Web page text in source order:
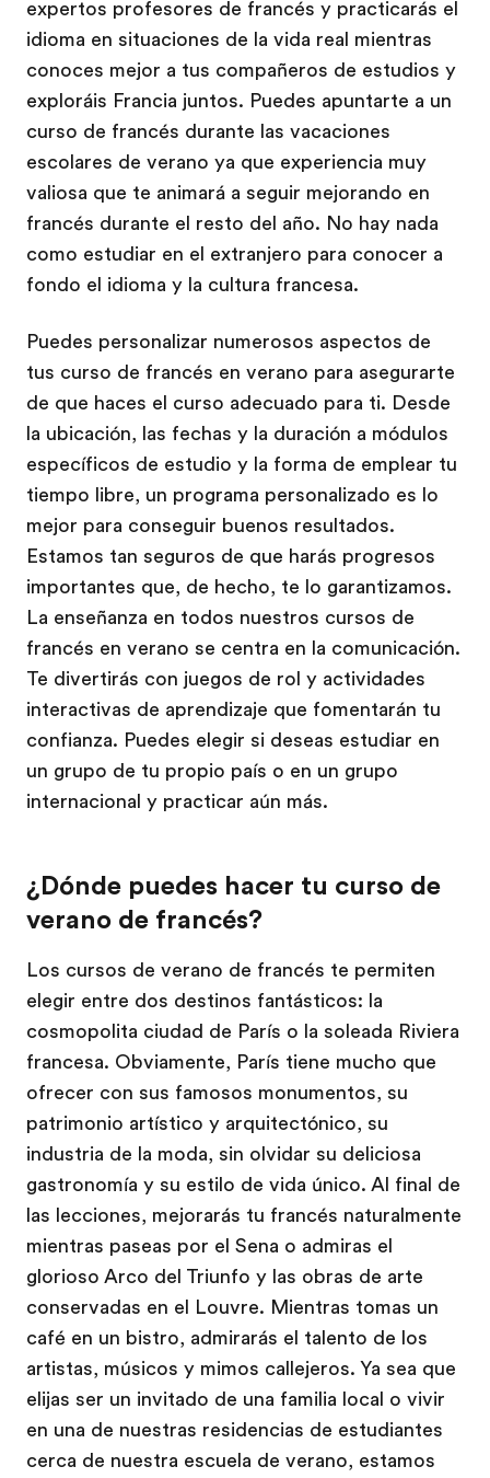
expertos profesores de francés y practicarás el
idioma en situaciones de la vida real mientras
conoces mejor a tus compañeros de estudios y
exploráis Francia juntos. Puedes apuntarte a un
curso de francés durante las vacaciones
escolares de verano ya que experiencia muy
valiosa que te animará a seguir mejorando en
francés durante el resto del año. No hay nada
como estudiar en el extranjero para conocer a
fondo el idioma y la cultura francesa.
Puedes personalizar numerosos aspectos de
tus curso de francés en verano para asegurarte
de que haces el curso adecuado para ti. Desde
la ubicación, las fechas y la duración a módulos
específicos de estudio y la forma de emplear tu
tiempo libre, un programa personalizado es lo
mejor para conseguir buenos resultados.
Estamos tan seguros de que harás progresos
importantes que, de hecho, te lo garantizamos.
La enseñanza en todos nuestros cursos de
francés en verano se centra en la comunicación.
Te divertirás con juegos de rol y actividades
interactivas de aprendizaje que fomentarán tu
confianza. Puedes elegir si deseas estudiar en
un grupo de tu propio país o en un grupo
internacional y practicar aún más.
¿Dónde puedes hacer tu curso de
verano de francés?
Los cursos de verano de francés te permiten
elegir entre dos destinos fantásticos: la
cosmopolita ciudad de París o la soleada Riviera
francesa. Obviamente, París tiene mucho que
ofrecer con sus famosos monumentos, su
patrimonio artístico y arquitectónico, su
industria de la moda, sin olvidar su deliciosa
gastronomía y su estilo de vida único. Al final de
las lecciones, mejorarás tu francés naturalmente
mientras paseas por el Sena o admiras el
glorioso Arco del Triunfo y las obras de arte
conservadas en el Louvre. Mientras tomas un
café en un bistro, admirarás el talento de los
artistas, músicos y mimos callejeros. Ya sea que
elijas ser un invitado de una familia local o vivir
en una de nuestras residencias de estudiantes
cerca de nuestra escuela de verano, estamos